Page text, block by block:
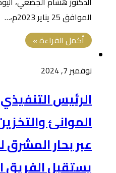
الموافق 25 يناير 2023م،…
أكمل القراءة »
نوفمبر 7, 2024
الرئيس
الموانئ
عبر بحار
يستقبل الفريق